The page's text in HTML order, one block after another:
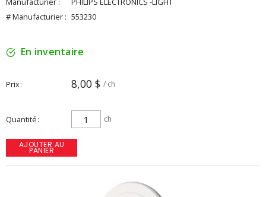
# Manufacturier : 553230
En inventaire
Prix 8,00 $ / ch
Quantité ch
AJOUTER AU
PANIER